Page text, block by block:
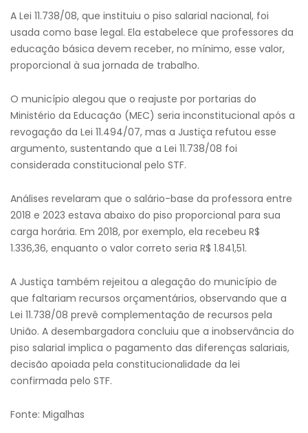
A Lei 11.738/08, que instituiu o piso salarial nacional, foi
usada como base legal. Ela estabelece que professores da
educação básica devem receber, no mínimo, esse valor,
proporcional à sua jornada de trabalho.
O município alegou que o reajuste por portarias do
Ministério da Educação (MEC) seria inconstitucional após a
revogação da Lei 11.494/07, mas a Justiça refutou esse
argumento, sustentando que a Lei 11.738/08 foi
considerada constitucional pelo STF.
Análises revelaram que o salário-base da professora entre
2018 e 2023 estava abaixo do piso proporcional para sua
carga horária. Em 2018, por exemplo, ela recebeu R$
1.336,36, enquanto o valor correto seria R$ 1.841,51.
A Justiça também rejeitou a alegação do município de
que faltariam recursos orçamentários, observando que a
Lei 11.738/08 prevê complementação de recursos pela
União. A desembargadora concluiu que a inobservância do
piso salarial implica o pagamento das diferenças salariais,
decisão apoiada pela constitucionalidade da lei
confirmada pelo STF.
Fonte: Migalhas